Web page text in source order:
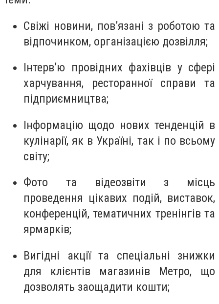
Свіжі новини, пов’язані з роботою та
відпочинком, організацією дозвілля;
Інтерв’ю провідних фахівців у сфері
харчування, ресторанної справи та
підприємництва;
Інформацію щодо нових тенденцій в
кулінарії, як в Україні, так і по всьому
світу;
Фото та відеозвіти з місць
проведення цікавих подій, виставок,
конференцій, тематичних тренінгів та
ярмарків;
Вигідні акції та спеціальні знижки
для клієнтів магазинів Метро, що
дозволять заощадити кошти;